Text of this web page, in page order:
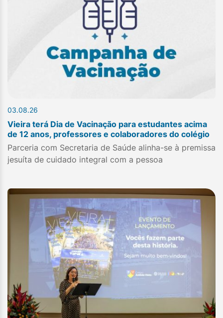
03.08.26
Vieira terá Dia de Vacinação para estudantes acima
de 12 anos, professores e colaboradores do colégio
Parceria com Secretaria de Saúde alinha-se à premissa
jesuíta de cuidado integral com a pessoa